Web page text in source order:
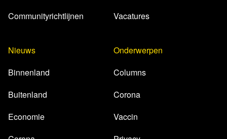
Communityrichtlijnen
Vacatures
Nieuws
Binnenland
Buitenland
Economie
Onderwerpen
Columns
Corona
Vaccin